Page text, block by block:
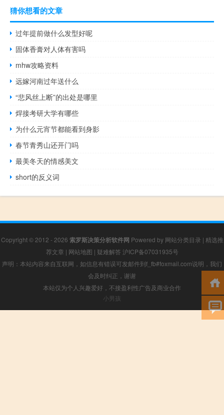
猜你想看的文章
过年提前做什么发型好呢
固体香膏对人体有害吗
mhw攻略资料
远嫁河南过年送什么
“悲风丝上断”的出处是哪里
焊接考研大学有哪些
为什么元宵节都能看到身影
春节青秀山还开门吗
最美冬天的情感美文
short的反义词
Copyright © 2012 - 2026 索罗斯决策分析软件网 Powered by 网站分类目录 | 精选推
荐文章 | 网站地图 | 疑难解答 沪ICP备07031935号
声明：本站内容来自互联网，如信息有错误可发邮件到f_fb#foxmail.com说明，我们
会及时纠正，谢谢
本站仅为个人兴趣爱好，不接盈利性广告及商业合作
小男孩